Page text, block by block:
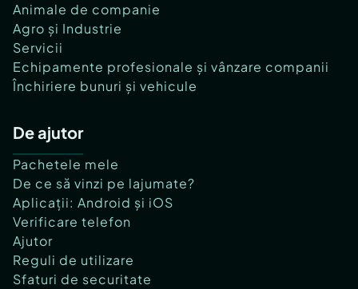
Animale de companie
Agro și Industrie
Servicii
Echipamente profesionale și vânzare companii
Închiriere bunuri și vehicule
De ajutor
Pachetele mele
De ce să vinzi pe lajumate?
Aplicații: Android și iOS
Verificare telefon
Ajutor
Reguli de utilizare
Sfaturi de securitate